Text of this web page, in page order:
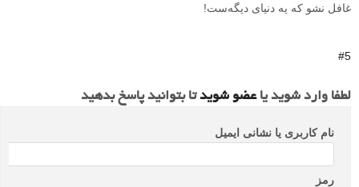
غافل نشو که یه دنیای دیگه‌ست!
#5
لطفا وارد شوید یاعضو شویدتا بتوانید پاسخ بدهید
نام کاربری یا نشانی ایمیل
رمز